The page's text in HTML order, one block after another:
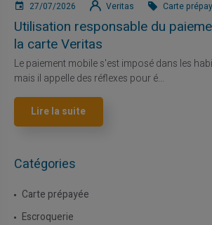
27/07/2026 Veritas Carte
Utilisation responsable du
la carte Veritas
Le paiement mobile s'est imposé dans les
mais il appelle des réflexes pour é...
Lire la suite
Catégories
Carte prépayée
Escroquerie